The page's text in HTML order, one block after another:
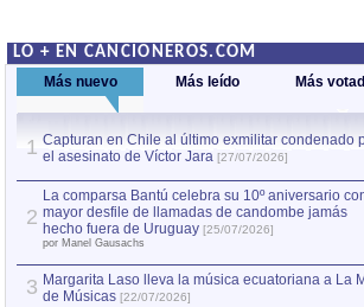
LO + EN CANCIONEROS.COM
Más nuevo Más leído Más
1 Capturan en Chile al último exmilitar condenado
el asesinato de Víctor Jara [27/07/2026]
2
La comparsa Bantú celebra su 10º aniversario
mayor desfile de llamadas de candombe jamás
hecho fuera de Uruguay [25/07/2026]
por Manel Gausachs
3 Margarita Laso lleva la música ecuatoriana a La
de Músicas [22/07/2026]